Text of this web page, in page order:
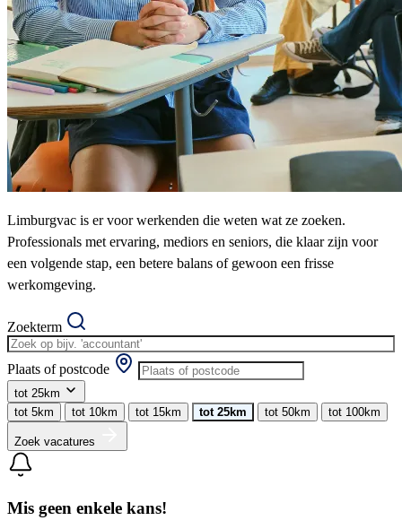
Limburgvac is er voor werkenden die weten wat ze zoeken.
Professionals met ervaring, mediors en seniors, die klaar zijn voor
een volgende stap, een betere balans of gewoon een frisse
werkomgeving.
Zoekterm
Plaats of postcode
tot 25km
tot 5km
tot 10km tot 15km tot 25km tot 50km tot 100km
Zoek vacatures
Mis geen enkele kans!